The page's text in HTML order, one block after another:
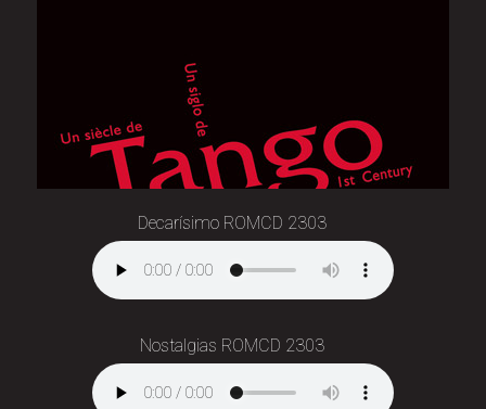
Decarísimo ROMCD 2303
Nostalgias ROMCD 2303